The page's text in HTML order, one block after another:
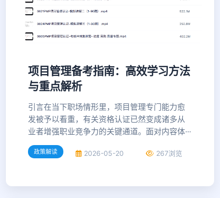
项目管理备考指南：高效学习方法
与重点解析
引言在当下职场情形里，项目管理专门能力愈
发被予以看重，有关资格认证已然变成诸多从
业者增强职业竞争力的关键通道。面对内容体···
政策解读 2026-05-20 267浏览